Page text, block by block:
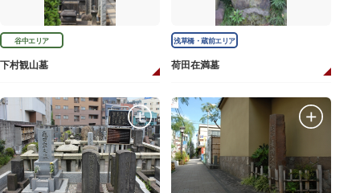
谷中エリア
下村観山墓
浅草橋・蔵前エリア
荷田在満墓